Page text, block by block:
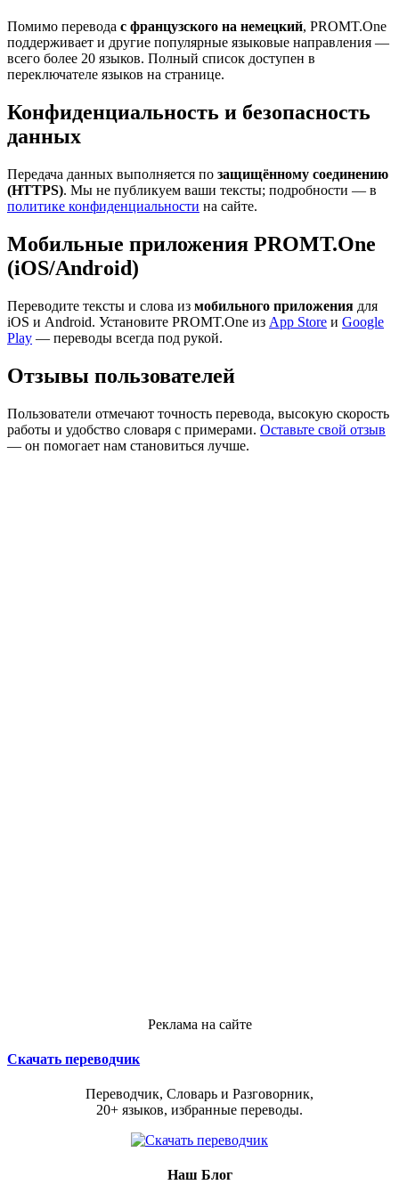
Помимо перевода с французского на немецкий, PROMT.One
поддерживает и другие популярные языковые направления —
всего более 20 языков. Полный список доступен в
переключателе языков на странице.
Конфиденциальность и безопасность
данных
Передача данных выполняется по защищённому соединению
(HTTPS). Мы не публикуем ваши тексты; подробности — в
политике конфиденциальности на сайте.
Мобильные приложения PROMT.One
(iOS/Android)
Переводите тексты и слова из мобильного приложения для
iOS и Android. Установите PROMT.One из App Store и Google
Play — переводы всегда под рукой.
Отзывы пользователей
Пользователи отмечают точность перевода, высокую скорость
работы и удобство словаря с примерами. Оставьте свой отзыв
— он помогает нам становиться лучше.
Реклама на сайте
Скачать переводчик
Переводчик, Словарь и Разговорник,
20+ языков, избранные переводы.
Наш Блог